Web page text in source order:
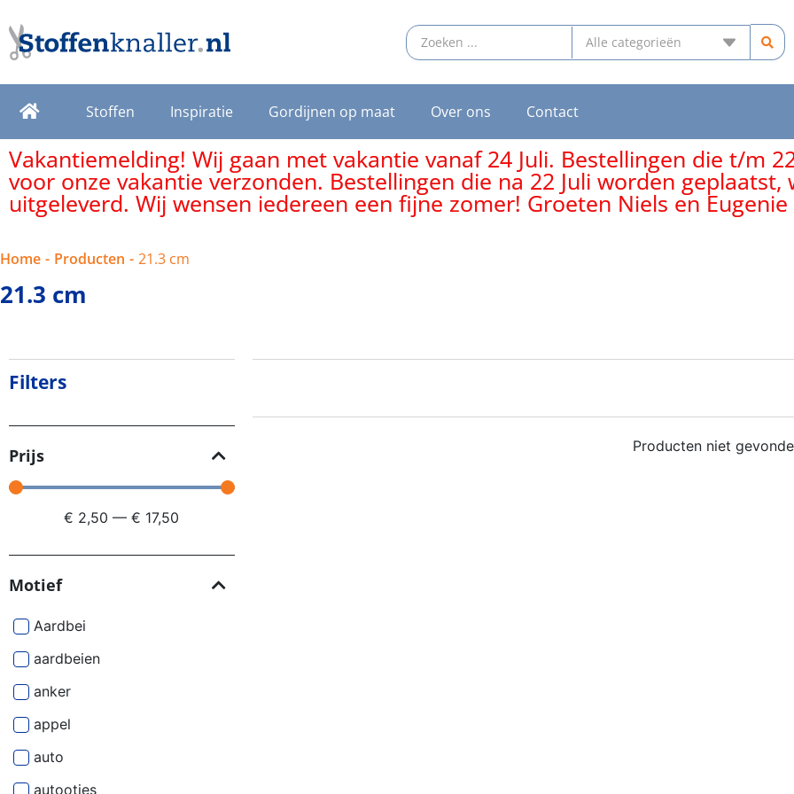
Stoffen Inspiratie Gordijnen op maat Over ons Contact
Vakantiemelding! Wij gaan met vakantie vanaf 24 Juli. Bestellingen die t/m
voor onze vakantie verzonden. Bestellingen die na 22 Juli worden
uitgeleverd. Wij wensen iedereen een fijne zomer! Groeten Niels en Eugenie
Home - Producten - 21.3 cm
21.3 cm
Filters
Prijs
€ 2,50—€ 17,50
Motief
Aardbei
aardbeien
anker
appel
auto
autootjes
Producten niet